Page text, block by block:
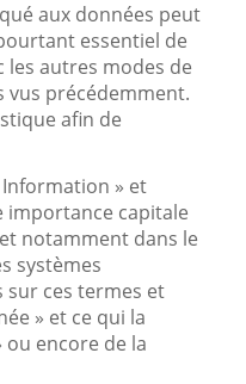
aux données peut
essentiel de
autres modes de
vus précédemment.
afin de
Information » et
importance capitale
notamment dans le
systèmes
sur ces termes et
» et ce qui la
ou encore de la